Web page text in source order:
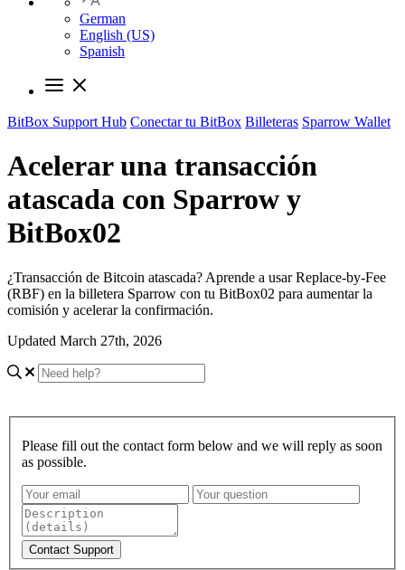
German
English (US)
Spanish
BitBox Support Hub Conectar tu BitBox Billeteras Sparrow Wallet
Acelerar una transacción
atascada con Sparrow y
BitBox02
¿Transacción de Bitcoin atascada? Aprende a usar Replace-by-Fee
(RBF) en la billetera Sparrow con tu BitBox02 para aumentar la
comisión y acelerar la confirmación.
Updated March 27th, 2026
Please fill out the contact form below and we will reply as soon
as possible.
Contact Support